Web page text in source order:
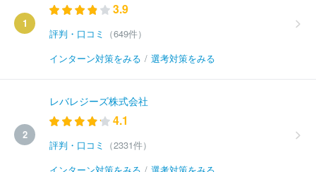
1
3.9
評判・口コミ
（649件）
インターン対策をみる / 選考対策をみる
2
レバレジーズ株式会社
4.1
評判・口コミ
（2331件）